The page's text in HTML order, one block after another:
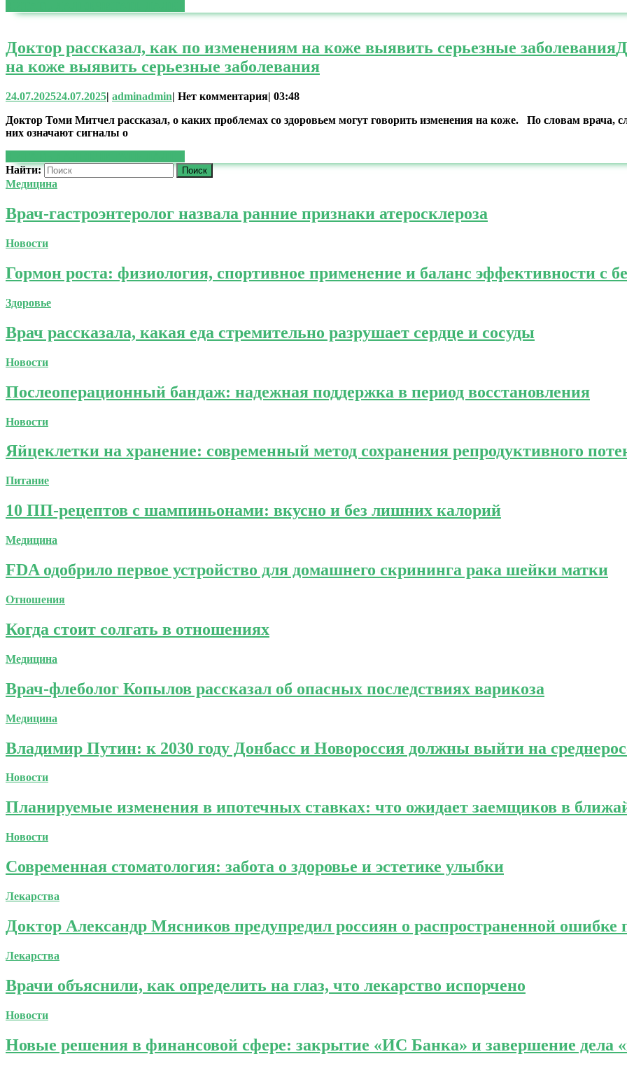
Доктор рассказал, как по изменениям на коже выявить серьезные заболевания
на коже выявить серьезные заболевания
24.07.202524.07.2025| adminadmin| Нет комментария| 03:48
Доктор Томи Митчел рассказал, о каких проблемах со здоровьем могут говорить изменения на коже. По словам врача,
них означают сигналы о
Найти:
Медицина
Врач-гастроэнтеролог назвала ранние признаки атеросклероза
Новости
Гормон роста: физиология, спортивное применение и баланс эффективности с
Здоровье
Врач рассказала, какая еда стремительно разрушает сердце и сосуды
Новости
Послеоперационный бандаж: надежная поддержка в период восстановления
Новости
Яйцеклетки на хранение: современный метод сохранения репродуктивного
Питание
10 ПП-рецептов с шампиньонами: вкусно и без лишних калорий
Медицина
FDA одобрило первое устройство для домашнего скрининга рака шейки матки
Отношения
Когда стоит солгать в отношениях
Медицина
Врач-флеболог Копылов рассказал об опасных последствиях варикоза
Медицина
Владимир Путин: к 2030 году Донбасс и Новороссия должны выйти на
Новости
Планируемые изменения в ипотечных ставках: что ожидает заемщиков в
Новости
Современная стоматология: забота о здоровье и эстетике улыбки
Лекарства
Доктор Александр Мясников предупредил россиян о распространенной
Лекарства
Врачи объяснили, как определить на глаз, что лекарство испорчено
Новости
Новые решения в финансовой сфере: закрытие «ИС Банка» и завершение дела